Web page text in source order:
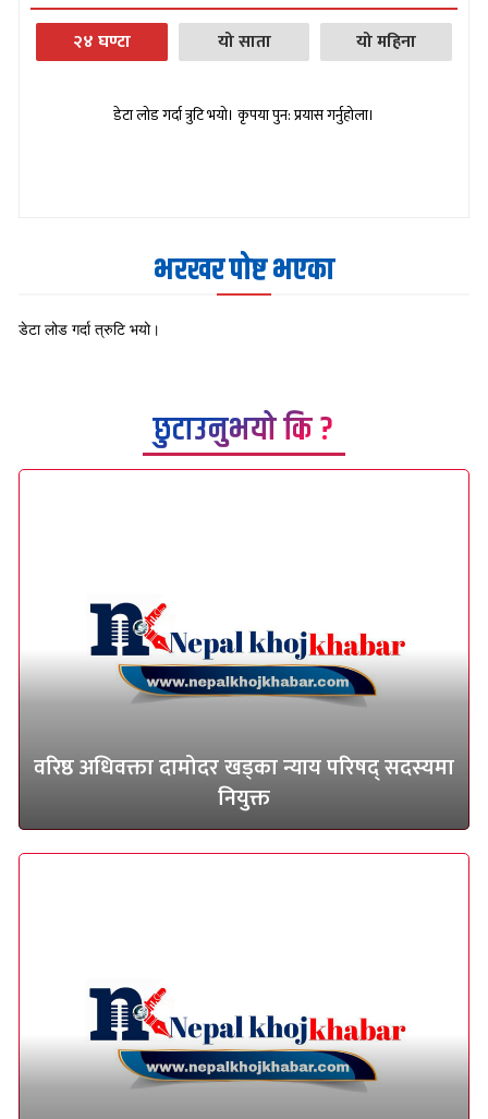
२४ घण्टा यो साता यो महिना
डेटा लोड गर्दा त्रुटि भयो। कृपया पुन: प्रयास गर्नुहोला।
भरखर पोष्ट भएका
डेटा लोड गर्दा त्रुटि भयो।
छुटाउनुभयो कि ?
वरिष्ठ अधिवक्ता दामोदर खड्का न्याय परिषद् सदस्यमा
नियुक्त